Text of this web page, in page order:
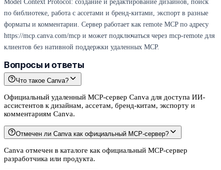
Model Context Protocol: создание и редактирование дизайнов, поиск
по библиотеке, работа с ассетами и бренд-китами, экспорт в разные
форматы и комментарии. Сервер работает как remote MCP по адресу
https://mcp.canva.com/mcp и может подключаться через mcp-remote для
клиентов без нативной поддержки удаленных MCP.
Вопросы и ответы
Что такое Canva?
Официальный удаленный MCP-сервер Canva для доступа ИИ-
ассистентов к дизайнам, ассетам, бренд-китам, экспорту и
комментариям Canva.
Отмечен ли Canva как официальный MCP-сервер?
Canva отмечен в каталоге как официальный MCP-сервер
разработчика или продукта.